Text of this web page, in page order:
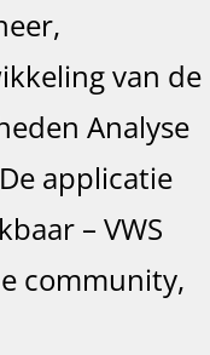
van de
Analyse
applicatie
– VWS
community,